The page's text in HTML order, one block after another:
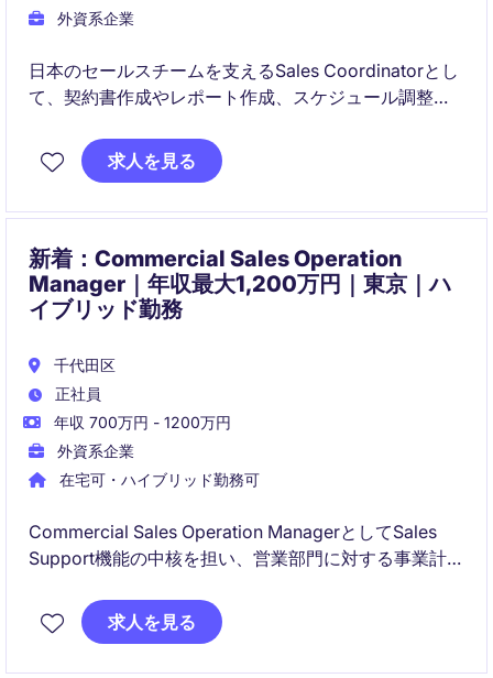
外資系企業
日本のセールスチームを支えるSales Coordinatorとし
て、契約書作成やレポート作成、スケジュール調整な
し、営業活動が円滑に進むよう全体をサポートするポ
ジションです。
求人を見る
新着：Commercial Sales Operation
Manager｜年収最大1,200万円｜東京｜ハ
イブリッド勤務
千代田区
正社員
年収 700万円 - 1200万円
外資系企業
在宅可・ハイブリッド勤務可
Commercial Sales Operation ManagerとしてSales
Support機能の中核を担い、営業部門に対する事業計
を推進していただきます。データ分析やクロスファン
クショナルな連携を通じて、営業生産性の向上、事業
求人を見る